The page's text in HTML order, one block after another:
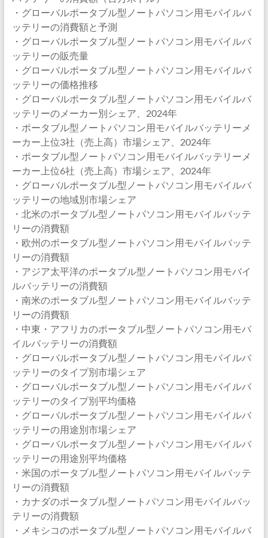
・グローバルポータブル型ノートパソコン用モバイルバ
ッテリーの消費額と予測
・グローバルポータブル型ノートパソコン用モバイルバ
ッテリーの販売量
・グローバルポータブル型ノートパソコン用モバイルバ
ッテリーの価格推移
・グローバルポータブル型ノートパソコン用モバイルバ
ッテリーのメーカー別シェア、2024年
・ポータブル型ノートパソコン用モバイルバッテリーメ
ーカー上位3社（売上高）市場シェア、2024年
・ポータブル型ノートパソコン用モバイルバッテリーメ
ーカー上位6社（売上高）市場シェア、2024年
・グローバルポータブル型ノートパソコン用モバイルバ
ッテリーの地域別市場シェア
・北米のポータブル型ノートパソコン用モバイルバッテ
リーの消費額
・欧州のポータブル型ノートパソコン用モバイルバッテ
リーの消費額
・アジア太平洋のポータブル型ノートパソコン用モバイ
ルバッテリーの消費額
・南米のポータブル型ノートパソコン用モバイルバッテ
リーの消費額
・中東・アフリカのポータブル型ノートパソコン用モバ
イルバッテリーの消費額
・グローバルポータブル型ノートパソコン用モバイルバ
ッテリーのタイプ別市場シェア
・グローバルポータブル型ノートパソコン用モバイルバ
ッテリーのタイプ別平均価格
・グローバルポータブル型ノートパソコン用モバイルバ
ッテリーの用途別市場シェア
・グローバルポータブル型ノートパソコン用モバイルバ
ッテリーの用途別平均価格
・米国のポータブル型ノートパソコン用モバイルバッテ
リーの消費額
・カナダのポータブル型ノートパソコン用モバイルバッ
テリーの消費額
・メキシコのポータブル型ノートパソコン用モバイルバ